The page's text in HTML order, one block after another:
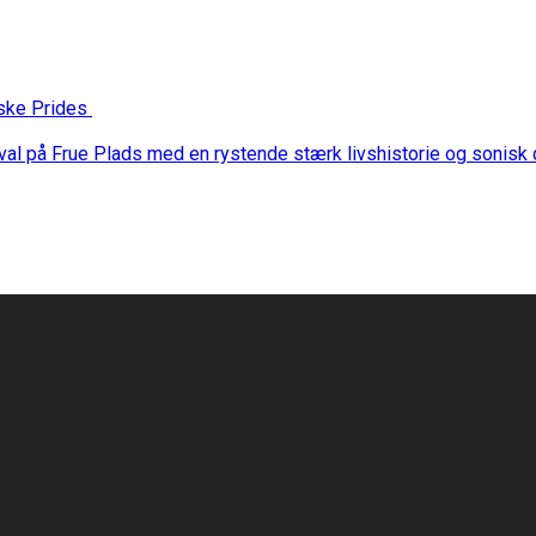
Prides
på Frue Plads med en rystende stærk livshistorie og sonisk